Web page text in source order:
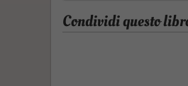
Condividi questo